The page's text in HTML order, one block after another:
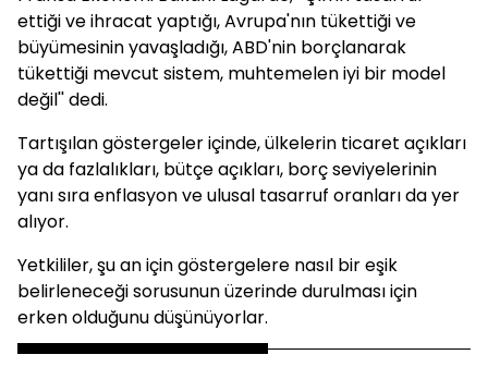
ettiği ve ihracat yaptığı, Avrupa'nın tükettiği ve
büyümesinin yavaşladığı, ABD'nin borçlanarak
tükettiği mevcut sistem, muhtemelen iyi bir model
değil'' dedi.
Tartışılan göstergeler içinde, ülkelerin ticaret açıkları
ya da fazlalıkları, bütçe açıkları, borç seviyelerinin
yanı sıra enflasyon ve ulusal tasarruf oranları da yer
alıyor.
Yetkililer, şu an için göstergelere nasıl bir eşik
belirleneceği sorusunun üzerinde durulması için
erken olduğunu düşünüyorlar.